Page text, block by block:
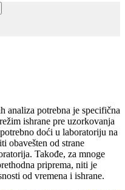
analiza potrebna je specifična
ishrane pre uzorkovanja
doći u laboratoriju na
obavešten od strane
Takođe, za mnoge
priprema, niti je
od vremena i ishrane.